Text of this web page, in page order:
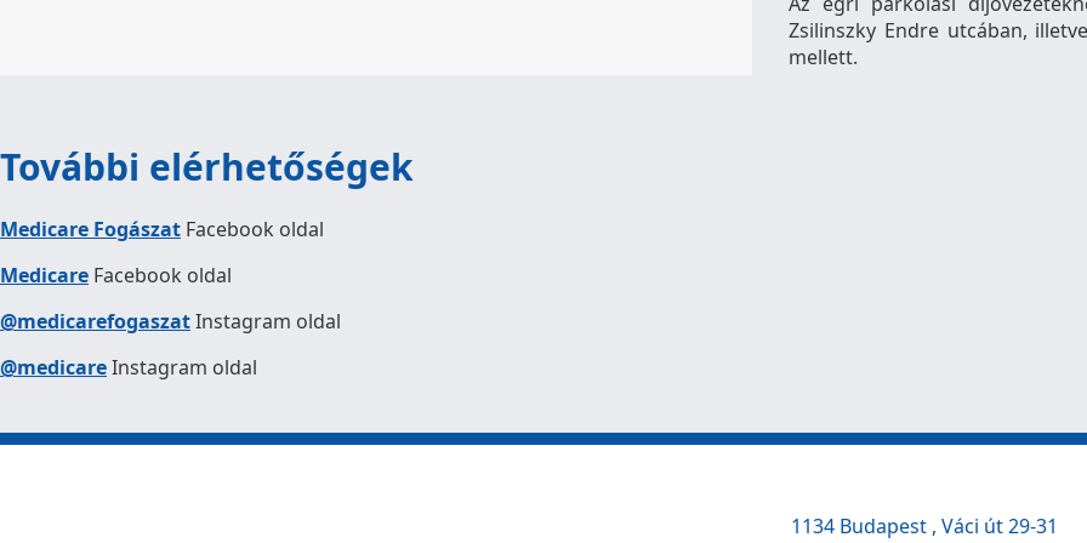
Zsilinszky Endre utcában,
mellett.
További elérhetőségek
Medicare Fogászat Facebook oldal
Medicare Facebook oldal
@medicarefogaszatInstagram oldal
@medicareInstagram oldal
1134 Budapest , Váci út 29-31